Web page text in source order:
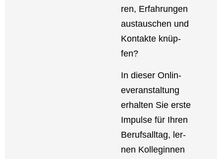
ren, Erfah­run­gen
aus­tau­schen und
Kon­tak­te knüp­
fen?
In die­ser Onlin­
ever­an­stal­tung
erhal­ten Sie ers­te
Impul­se für Ihren
Berufs­all­tag, ler­
nen Kol­le­gin­nen